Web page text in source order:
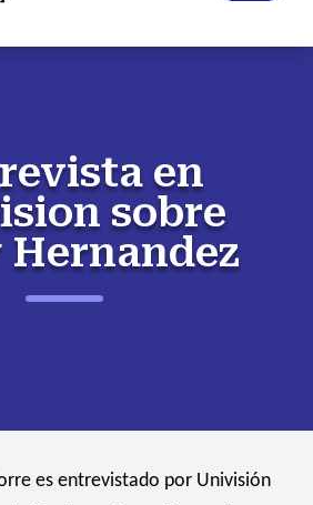
en
sobre
es entrevistado por Univisión